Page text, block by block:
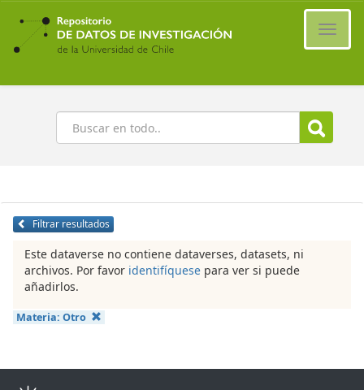
Ir
contenido
principal
Buscar
Filtrar resultados
Este dataverse no contiene dataverses, datasets, ni
archivos. Por favor identifíquese para ver si puede
añadirlos.
Materia: Otro